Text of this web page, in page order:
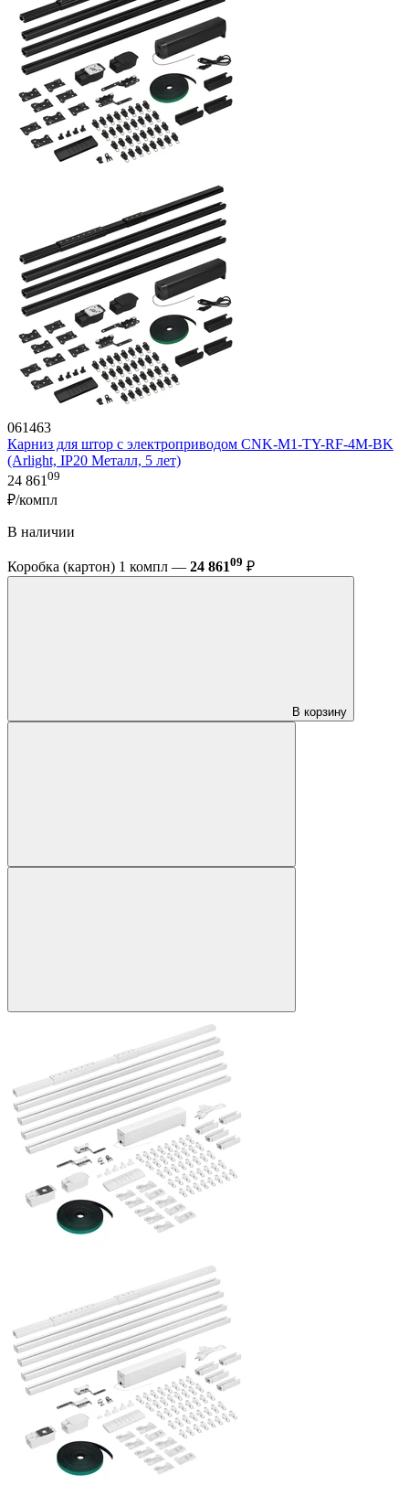
061463
Карниз для штор с электроприводом CNK-M1-TY-RF-4M-BK
(Arlight, IP20 Металл, 5 лет)
24 861 09
₽/компл
В наличии
Коробка (картон) 1 компл — 24 86109 ₽
В корзину